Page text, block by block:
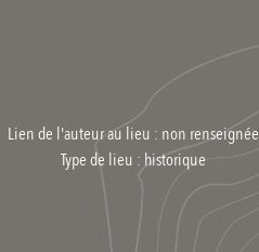
Lien de l'auteur au lieu : non renseignée
Type de lieu : historique